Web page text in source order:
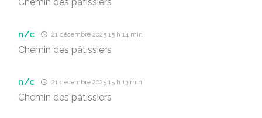
n/c 21 décembre 2025 15 h 14 min
Chemin des pâtissiers
n/c 21 décembre 2025 15 h 13 min
Chemin des pâtissiers